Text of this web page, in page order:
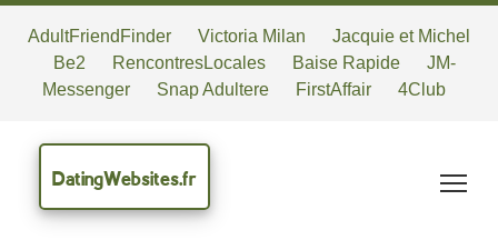
AdultFriendFinder Victoria Milan
Jacquie et Michel
Be2
RencontresLocales Baise Rapide
JM-
Messenger
Snap Adultere FirstAffair 4Club
DatingWebsites.fr